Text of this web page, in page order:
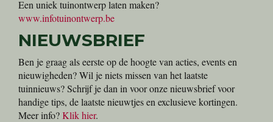
Een uniek tuinontwerp laten maken?
www.infotuinontwerp.be
NIEUWSBRIEF
Ben je graag als eerste op de hoogte van acties, events en
nieuwigheden? Wil je niets missen van het laatste
tuinnieuws? Schrijf je dan in voor onze nieuwsbrief voor
handige tips, de laatste nieuwtjes en exclusieve kortingen.
Meer info?Klik hier.